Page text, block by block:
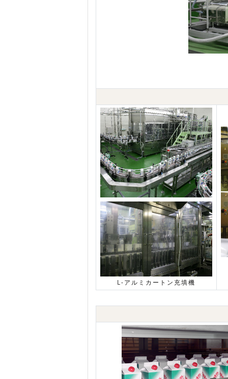
L-アルミカートン充填機